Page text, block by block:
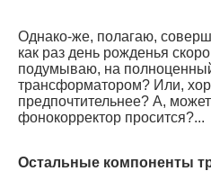
Однако-же, полагаю,
как раз день рожденья
подумываю, на
трансформатором? Или,
предпочтительнее? А,
фонокорректор просится?...
Остальные компоненты